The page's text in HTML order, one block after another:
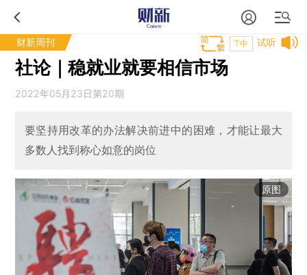
财新周刊 试听
T中
社论｜稳就业就要相信市场
2022年05月23日第20期
要坚持用改革的办法解决前进中的困难，才能让最大
多数人找到称心如意的岗位
原图